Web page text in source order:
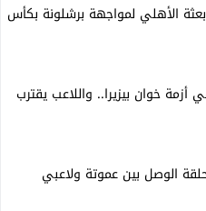
الأهلي لمواجهة برشلونة بكأس
أزمة خوان بيزيرا.. واللاعب يقترب
الوصل بين عموتة ولاعبي